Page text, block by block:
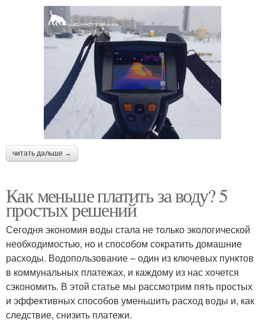
читать дальше →
Как меньше платить за воду? 5
простых решений
Сегодня экономия воды стала не только экологической
необходимостью, но и способом сократить домашние
расходы. Водопользование – один из ключевых пунктов
в коммунальных платежах, и каждому из нас хочется
сэкономить. В этой статье мы рассмотрим пять простых
и эффективных способов уменьшить расход воды и, как
следствие, снизить платежи.